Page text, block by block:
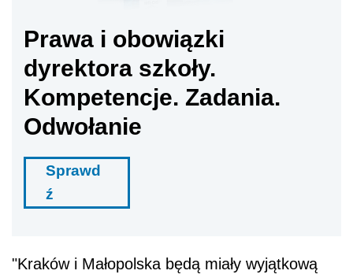
Prawa i obowiązki
dyrektora szkoły.
Kompetencje. Zadania.
Odwołanie
Sprawd
ź
"Kraków i Małopolska będą miały wyjątkową